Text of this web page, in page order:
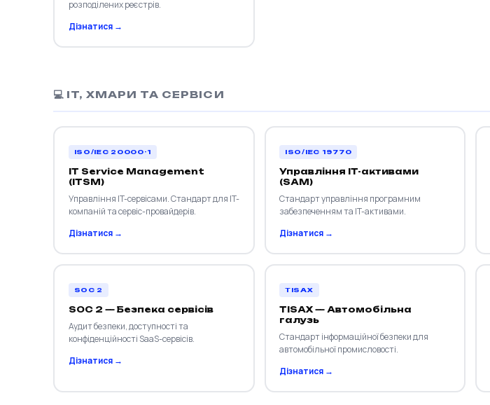
розподілених реєстрів.
Дізнатися →
💻 IT, ХМАРИ ТА СЕРВІСИ
ISO/IEC 20000-1
IT Service Management
(ITSM)
Управління IT-сервісами. Стандарт для IT-
компаній та сервіс-провайдерів.
Дізнатися →
ISO/IEC 19770
Управління IT-активами
(SAM)
Стандарт управління програмним
забезпеченням та IT-активами.
Дізнатися →
SOC 2
SOC 2 — Безпека сервісів
Аудит безпеки, доступності та
конфіденційності SaaS-сервісів.
Дізнатися →
TISAX
TISAX — Автомобільна
галузь
Стандарт інформаційної безпеки для
автомобільної промисловості.
Дізнатися →